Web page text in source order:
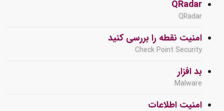
QRadar
QRadar
امنیت نقطه را بررسی کنید
Check Point Security
بد افزار
Malware
امنیت اطلاعات